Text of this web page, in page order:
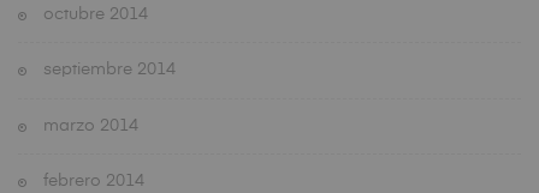
octubre 2014
septiembre 2014
marzo 2014
febrero 2014